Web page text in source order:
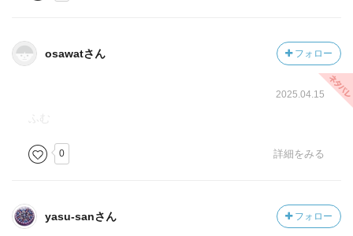
osawatさん フォロー
2025.04.15
0 詳細をみる
yasu-sanさん フォロー